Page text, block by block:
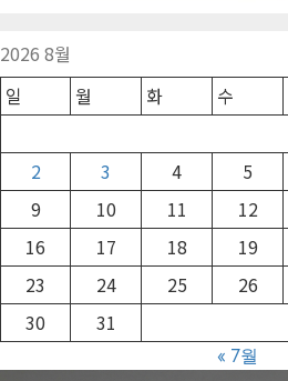
2026 8월
일
월 화 수
2
3 4 5
9
10 11 12
16
17 18 19
23
24 25 26
30
31
« 7월